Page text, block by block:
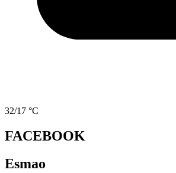
32/17 °C
FACEBOOK
Esmao